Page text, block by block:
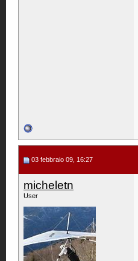
03 febbraio 09, 16:27
micheletn
User